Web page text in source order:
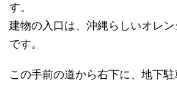
す。
建物の入口は、沖縄らしいオレ
です。
この手前の道から右下に、地下駐